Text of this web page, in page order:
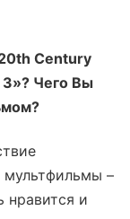
Century
3»? Чего Вы
мультфильмы –
нравится и